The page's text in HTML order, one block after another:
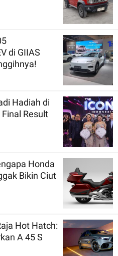
di GIIAS
Hadiah di
Result
Honda
Bikin Ciut
Hot Hatch:
A 45 S